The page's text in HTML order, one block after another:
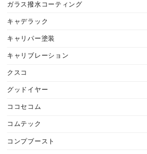
ガラス撥水コーティング
キャデラック
キャリパー塗装
キャリブレーション
クスコ
グッドイヤー
ココセコム
コムテック
コンプブースト